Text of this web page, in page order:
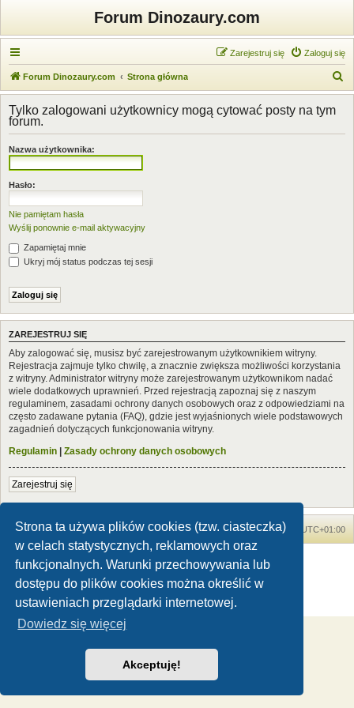
Strona ta używa plików cookies (tzw. ciasteczka)
w celach statystycznych, reklamowych oraz
funkcjonalnych. Warunki przechowywania lub
dostępu do plików cookies można określić w
ustawieniach przeglądarki internetowej.
Dowiedz się więcej
Akceptuję!
Forum Dinozaury.com
Zaloguj się
Zarejestruj się
Forum Dinozaury.com Strona główna
z
k
Tylko zalogowani użytkownicy mogą cytować posty na tym
forum.
Nazwa użytkownika:
Hasło:
Nie pamiętam hasła
Wyślij ponownie e-mail aktywacyjny
Zapamiętaj mnie
Ukryj mój status podczas tej sesji
ZAREJESTRUJ SIĘ
Aby zalogować się, musisz być zarejestrowanym użytkownikiem witryny.
Rejestracja zajmuje tylko chwilę, a znacznie zwiększa możliwości korzystania
z witryny. Administrator witryny może zarejestrowanym użytkownikom nadać
wiele dodatkowych uprawnień. Przed rejestracją zapoznaj się z naszym
regulaminem, zasadami ochrony danych osobowych oraz z odpowiedziami na
często zadawane pytania (FAQ), gdzie jest wyjaśnionych wiele podstawowych
zagadnień dotyczących funkcjonowania witryny.
Regulamin | Zasady ochrony danych osobowych
Zarejestruj się
Forum Dinozaury.com Strona główna Strefa czasowa UTC+01:00
Dinozaury.com
© 2006-2020
Technologię dostarcza
phpBB
® Forum Software © phpBB Limited
Polski pakiet językowy dostarczaphpBB.pl
Zasady ochrony danych osobowych|Regulamin